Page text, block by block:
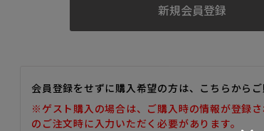
新規会員登録
会員登録をせずに購入希望の方は、こちらからご
※ゲスト購入の場合は、ご購入時の情報が登録
のご注文時に入力いただく必要があります。